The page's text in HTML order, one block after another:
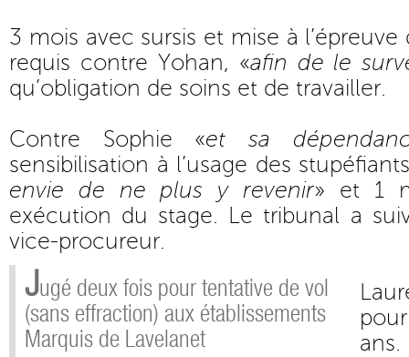
3 mois avec sursis et mise à
requis contre Yohan, «afin de le
qu’obligation de soins et de travailler.
Contre Sophie «et sa
sensibilisation à l’usage des
envie de ne plus y revenir» et 1
exécution du stage. Le tribunal a
vice-procureur.
Jugé deux fois pour tentative de vol
(sans effraction) aux établissements
Marquis de Lavelanet
ans.